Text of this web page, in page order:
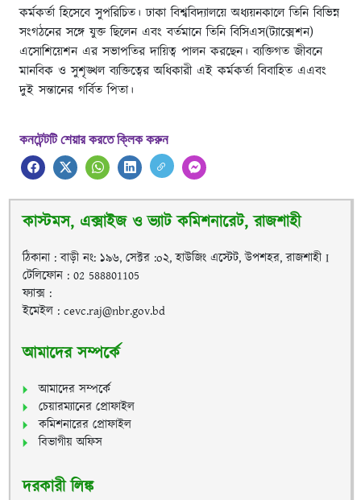
কর্মকর্তা হিসেবে সুপরিচিত। ঢাকা বিশ্ববিদ্যালয়ে অধ্যয়নকালে তিনি বিভিন্ন
সংগঠনের সঙ্গে যুক্ত ছিলেন এবং বর্তমানে তিনি বিসিএস(ট্যাক্সেশন)
এসোশিয়েশন এর সভাপতির দায়িত্ব পালন করছেন। ব্যক্তিগত জীবনে
মানবিক ও সুশৃঙ্খল ব্যক্তিত্বের অধিকারী এই কর্মকর্তা বিবাহিত এএবং
দুই সন্তানের গর্বিত পিতা।
কনটেন্টটি শেয়ার করতে ক্লিক করুন
কাস্টমস, এক্সাইজ ও ভ্যাট কমিশনারেট, রাজশাহী
ঠিকানা : বাড়ী নং: ১৯৬, সেক্টর :o২, হাউজিং এস্টেট, উপশহর, রাজশাহী I
টেলিফোন : 02 588801105
ফ্যাক্স :
ইমেইল : cevc.raj@nbr.gov.bd
আমাদের সম্পর্কে
আমাদের সম্পর্কে
চেয়ারম্যানের প্রোফাইল
কমিশনারের প্রোফাইল
বিভাগীয় অফিস
দরকারী লিঙ্ক